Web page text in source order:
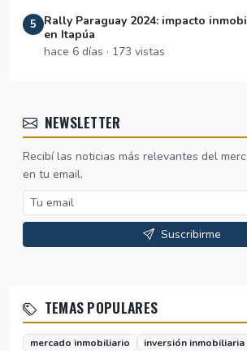
5
Rally Paraguay 2024: impacto
en Itapúa
hace 6 días · 173 vistas
NEWSLETTER
Recibí las noticias más relevantes del
en tu email.
Suscribirme
TEMAS POPULARES
mercado inmobiliario
inversión inmobiliaria